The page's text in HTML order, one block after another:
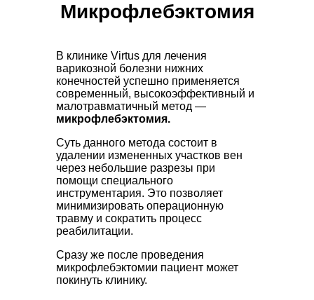
Микрофлебэктомия
В клинике Virtus для лечения
варикозной болезни нижних
конечностей успешно применяется
современный, высокоэффективный и
малотравматичный метод —
микрофлебэктомия.
Суть данного метода состоит в
удалении измененных участков вен
через небольшие разрезы при
помощи специального
инструментария. Это позволяет
минимизировать операционную
травму и сократить процесс
реабилитации.
Сразу же после проведения
микрофлебэктомии пациент может
покинуть клинику.